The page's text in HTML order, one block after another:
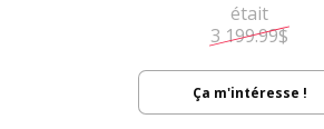
était
3 199.99$
Ça m'intéresse !